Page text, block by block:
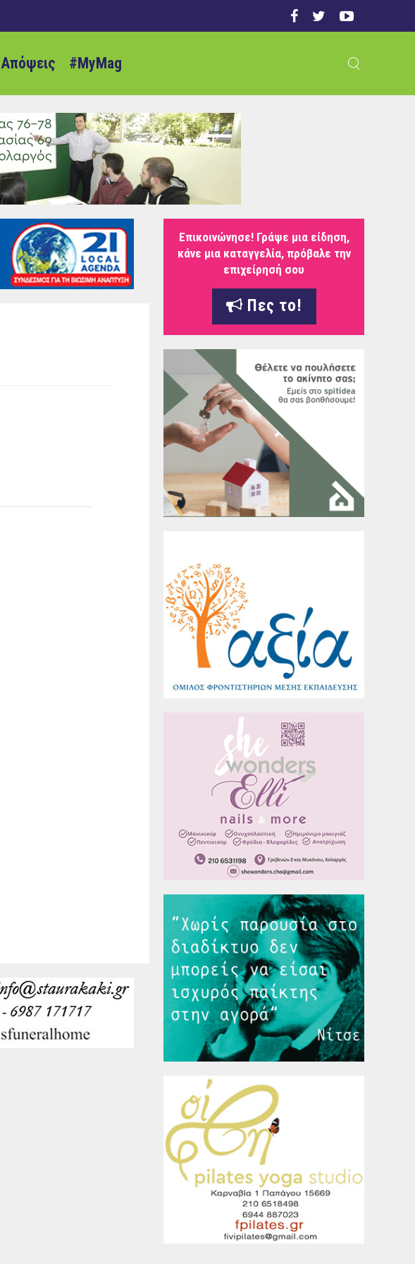
Απόψεις #MyMag
Επικοινώνησε! Γράψε μια είδηση,
κάνε μια καταγγελία, πρόβαλε την
επιχείρησή σου
Πες το!